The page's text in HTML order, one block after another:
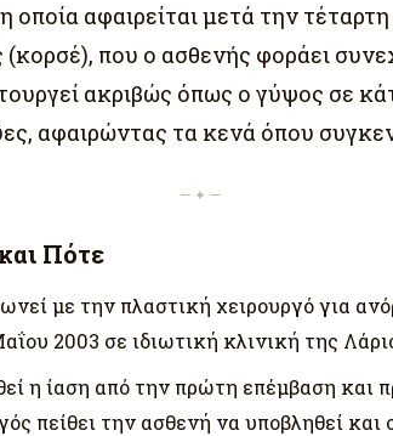
αφαιρείται μετά την
που ο ασθενής φοράει
ακριβώς όπως ο γύψος σε
αφαιρώντας τα κενά όπου
— ✦ —
Πότε
με την πλαστική χειρουργό για
2003 σε ιδιωτική κλινική της
η ίαση από την πρώτη επέμβαση και
πείθει την ασθενή να υποβληθεί και